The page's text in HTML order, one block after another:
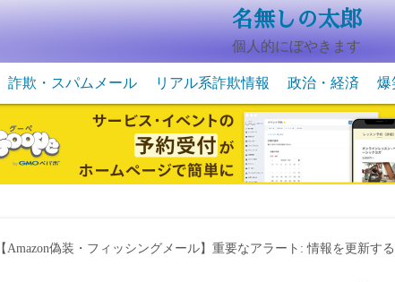
名無しの太郎
個人的にぼやきます
詐欺・スパムメール リアル系詐欺情報 政治・経済 爆
動
【Amazon偽装・フィッシングメール】重要なアラート: 情報を更新す